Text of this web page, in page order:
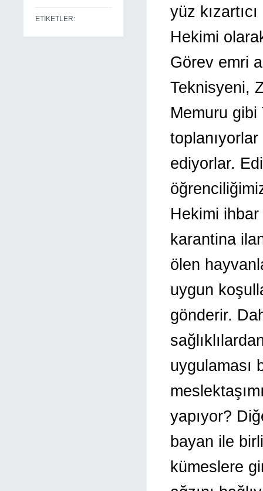
ETİKETLER:
yüz
Hekimi
Görev emri
Teknisyeni,
Memuru gibi
ediyorlar.
Hekimi
karantina
ölen
uygun
gönderir.
uygulaması
yapıyor?
bayan ile
kümeslere